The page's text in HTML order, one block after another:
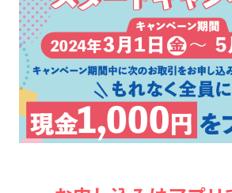
資産運用
保険
年金・相続
投資信託
定期的なお客さま情報ご提供の
Request to present your
閉じる
閉じる
サイトマップ
チャットで相談
閉じる
ログオン
みやぎんMikatanoシ
ログオン